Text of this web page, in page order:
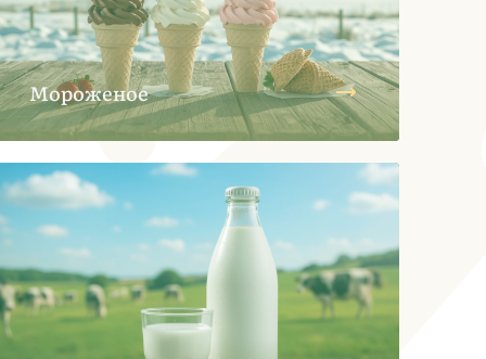
Мороженое